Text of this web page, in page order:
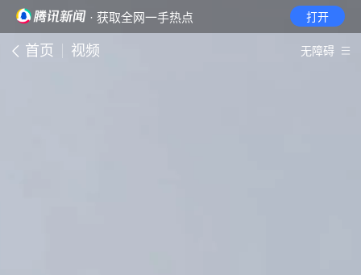
· 获取全网一手热点 打开
首页 视频 无障碍